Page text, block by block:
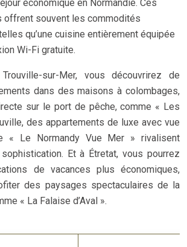
économique en Normandie. Ces
offrent souvent les commodités
qu’une cuisine entièrement équipée
Wi-Fi gratuite.
sur-Mer, vous découvrirez de
dans des maisons à colombages,
sur le port de pêche, comme « Les
des appartements de luxe avec vue
« Le Normandy Vue Mer » rivalisent
Et à Étretat, vous pourrez
de vacances plus économiques,
des paysages spectaculaires de la
« La Falaise d’Aval ».